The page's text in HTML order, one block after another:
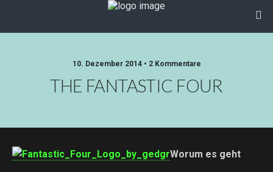
10. Dezember 2014 • 2 Kommentare
THE FANTASTIC FOUR
Worum es geht